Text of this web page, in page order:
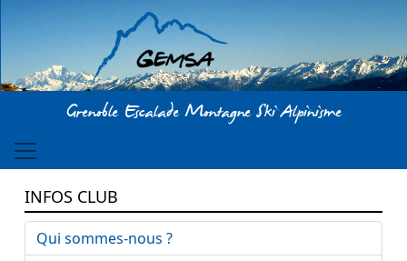
Aller au contenu principal
Grenoble Escalade Montagne Ski Alpinisme
INFOS CLUB
Qui sommes-nous ?